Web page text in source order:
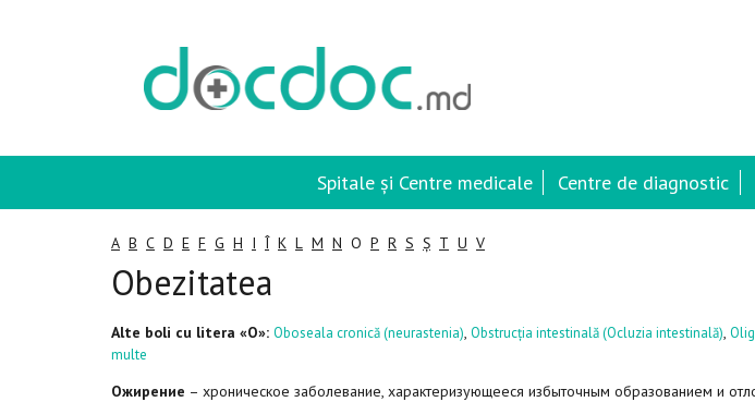
Spitale și Centre medicale Centre de diagnostic
A B C D E F G H I Î K L M N O P R S Ș T U V
Obezitatea
Alte boli cu litera «O»: Oboseala cronică (neurastenia), Obstrucția intestinală (Ocluzia intestinală),
multe
Ожирение – хроническое заболевание, характеризующееся избыточным образованием и